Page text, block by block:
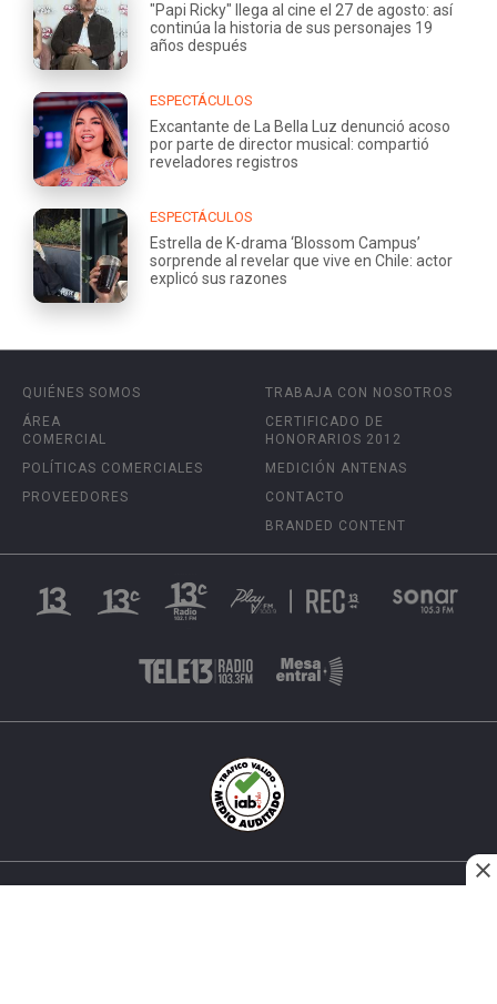
"Papi Ricky" llega al cine el 27 de agosto: así
continúa la historia de sus personajes 19
años después
ESPECTÁCULOS
Excantante de La Bella Luz denunció acoso
por parte de director musical: compartió
reveladores registros
ESPECTÁCULOS
Estrella de K-drama ‘Blossom Campus’
sorprende al revelar que vive en Chile: actor
explicó sus razones
QUIÉNES SOMOS
ÁREA
COMERCIAL
POLÍTICAS COMERCIALES
PROVEEDORES
TRABAJA CON NOSOTROS
CERTIFICADO DE
HONORARIOS 2012
MEDICIÓN ANTENAS
CONTACTO
BRANDED CONTENT